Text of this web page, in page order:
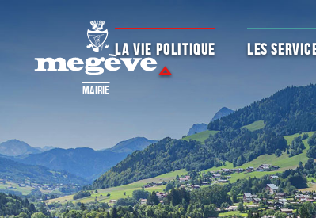
MAIRIE
LA VIE POLITIQUE LES